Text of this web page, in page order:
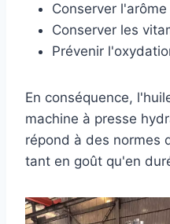
Conserver
Conserver les
Prévenir
En conséquence,
machine à presse
répond à des normes
tant en goût qu'en